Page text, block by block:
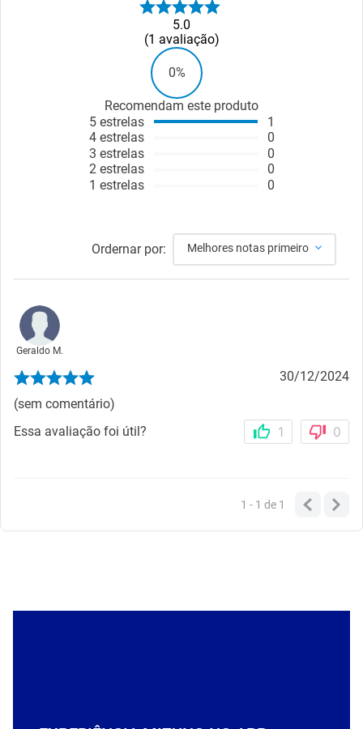
5.0
1 avaliação
0%
Recomendam este produto
5 estrelas
4 estrelas
3 estrelas
2 estrelas
1 estrelas
1
0
0
0
0
Ordernar por: Melhores notas primeiro
Geraldo M.
30/12/2024
(sem comentário)
Essa avaliação foi útil?
1 0
1 - 1de 1